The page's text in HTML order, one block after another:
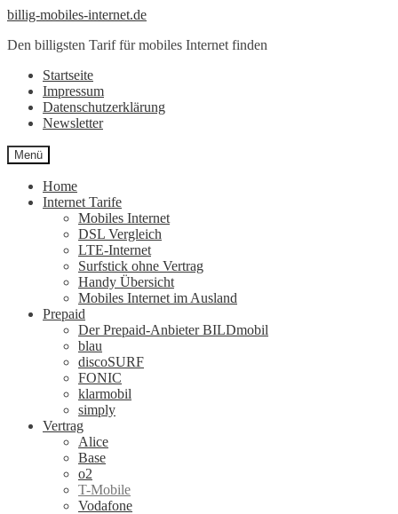
Zur
springen
Zum
springen
billig-mobiles-internet.de
Den billigsten Tarif für mobiles Internet finden
Startseite
Impressum
Datenschutzerklärung
Newsletter
Menü
Home
Internet Tarife
Mobiles Internet
DSL Vergleich
LTE-Internet
Surfstick ohne Vertrag
Handy Übersicht
Mobiles Internet im Ausland
Prepaid
Der Prepaid-Anbieter BILDmobil
blau
discoSURF
FONIC
klarmobil
simply
Vertrag
Alice
Base
o2
T-Mobile
Vodafone